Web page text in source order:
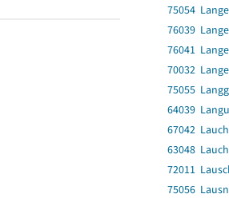
75054
76039
76041
70032
75055
64039
67042
63048
72011
75056